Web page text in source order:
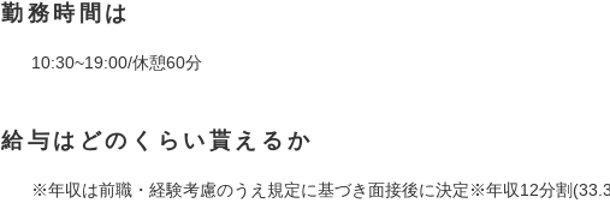
勤務時間は
10:30~19:00/休憩60分
給与はどのくらい貰えるか
※年収は前職・経験考慮のうえ規定に基づき面接後に決定※年収12分割